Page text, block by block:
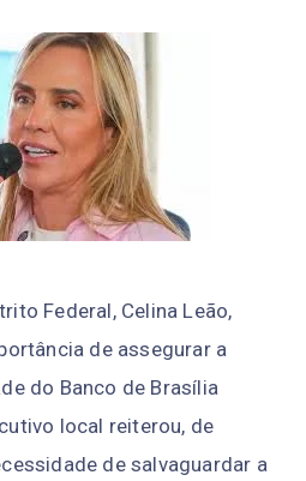
Federal, Celina Leão,
de assegurar a
do Banco de Brasíli
utivo local reiterou, de
de salvaguardar a